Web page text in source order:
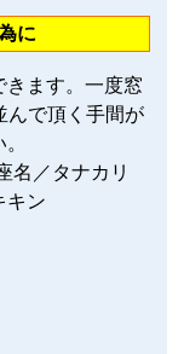
に
きます。一度窓
んで頂く手間が
／タナカリ
キン